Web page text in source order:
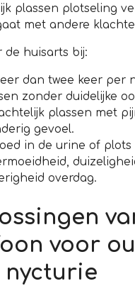
plassen plotseling
met andere
de huisarts bij:
dan twee keer per
zonder duidelijke
plassen met
gevoel.
in de urine of plots
overdag.
voor
nycturie